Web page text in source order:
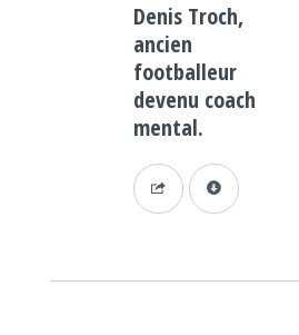
Denis Troch,
ancien
footballeur
devenu coach
mental.